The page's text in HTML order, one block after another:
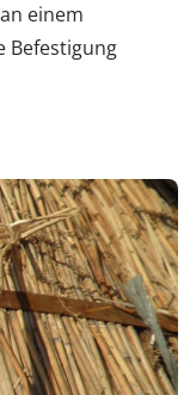
einem
Befestigung